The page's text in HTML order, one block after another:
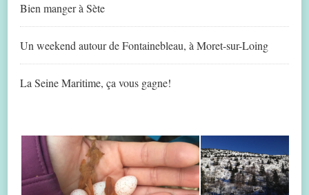
Bien manger à Sète
Un weekend autour de Fontainebleau, à Moret-sur-Loing
La Seine Maritime, ça vous gagne!